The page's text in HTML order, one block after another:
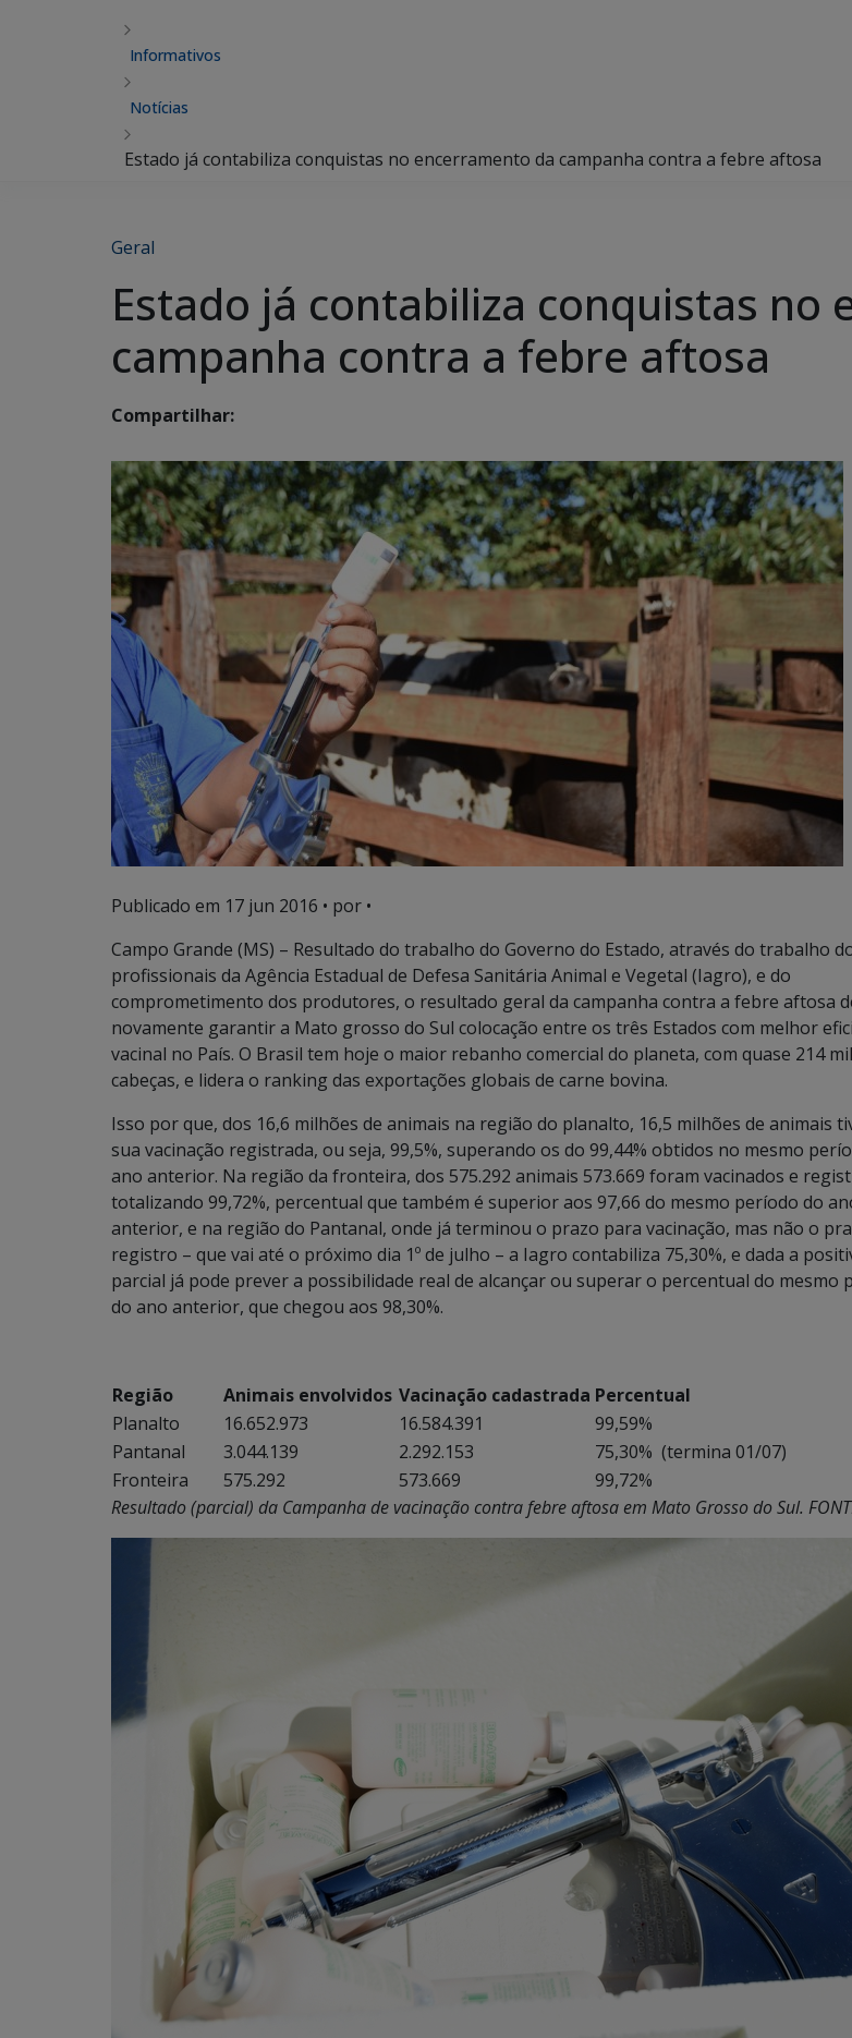
Informativos
Notícias
Estado já contabiliza conquistas no encerramento da campanha contra a febre aftosa
Geral
Estado já contabiliza conquistas no
campanha contra a febre aftosa
Compartilhar:
Publicado em 17 jun 2016 • por •
Campo Grande (MS) – Resultado do trabalho do Governo do Estado, através do trabalho
profissionais da Agência Estadual de Defesa Sanitária Animal e Vegetal (Iagro), e do
comprometimento dos produtores, o resultado geral da campanha contra a febre aftosa
novamente garantir a Mato grosso do Sul colocação entre os três Estados com melhor
vacinal no País. O Brasil tem hoje o maior rebanho comercial do planeta, com quase 214
cabeças, e lidera o ranking das exportações globais de carne bovina.
Isso por que, dos 16,6 milhões de animais na região do planalto, 16,5 milhões de animais
sua vacinação registrada, ou seja, 99,5%, superando os do 99,44% obtidos no mesmo
ano anterior. Na região da fronteira, dos 575.292 animais 573.669 foram vacinados e
totalizando 99,72%, percentual que também é superior aos 97,66 do mesmo período do
anterior, e na região do Pantanal, onde já terminou o prazo para vacinação, mas não o
registro – que vai até o próximo dia 1º de julho – a Iagro contabiliza 75,30%, e dada a
parcial já pode prever a possibilidade real de alcançar ou superar o percentual do mesmo
do ano anterior, que chegou aos 98,30%.
Região Animais envolvidos Vacinação cadastrada Percentual
Planalto
16.652.973 16.584.391
99,59%
Pantanal
3.044.139 2.292.153
75,30% (termina 01/07)
Fronteira
575.292 573.669
99,72%
Resultado (parcial) da Campanha de vacinação contra febre aftosa em Mato Grosso do Sul.